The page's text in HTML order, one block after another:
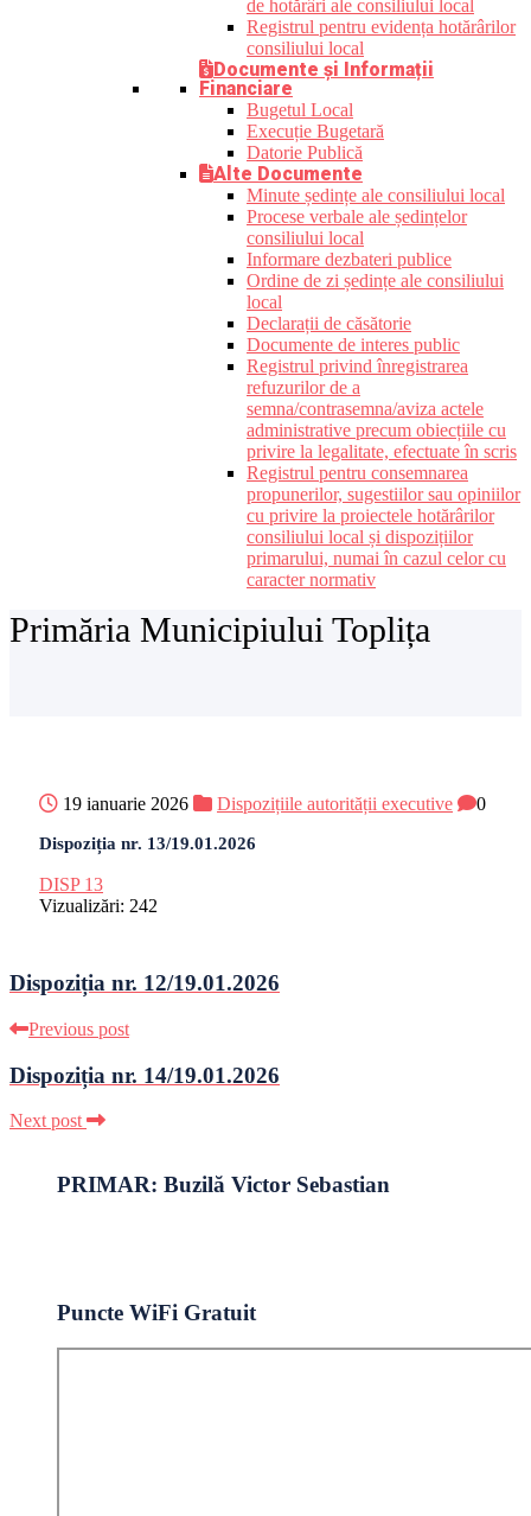
de hotărâri ale consiliului local
Registrul pentru evidența hotărârilor
consiliului local
Documente și Informații
Financiare
Bugetul Local
Execuție Bugetară
Datorie Publică
Alte Documente
Minute ședințe ale consiliului local
Procese verbale ale ședințelor
consiliului local
Informare dezbateri publice
Ordine de zi ședințe ale consiliului
local
Declarații de căsătorie
Documente de interes public
Registrul privind înregistrarea
refuzurilor de a
semna/contrasemna/aviza actele
administrative precum obiecțiile cu
privire la legalitate, efectuate în scris
Registrul pentru consemnarea
propunerilor, sugestiilor sau opiniilor
cu privire la proiectele hotărârilor
consiliului local și dispozițiilor
primarului, numai în cazul celor cu
caracter normativ
Primăria Municipiului Toplița
19 ianuarie 2026 Dispozițiile autorității executive 0
Dispoziția nr. 13/19.01.2026
DISP 13
Vizualizări: 242
Dispoziția nr. 12/19.01.2026
Previous post
Dispoziția nr. 14/19.01.2026
Next post
PRIMAR: Buzilă Victor Sebastian
Puncte WiFi Gratuit